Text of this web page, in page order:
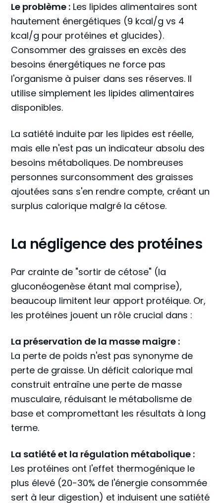
Le problème : Les lipides alimentaires sont
hautement énergétiques (9 kcal/g vs 4
kcal/g pour protéines et glucides).
Consommer des graisses en excès des
besoins énergétiques ne force pas
l'organisme à puiser dans ses réserves. Il
utilise simplement les lipides alimentaires
disponibles.
La satiété induite par les lipides est réelle,
mais elle n'est pas un indicateur absolu des
besoins métaboliques. De nombreuses
personnes surconsomment des graisses
ajoutées sans s'en rendre compte, créant un
surplus calorique malgré la cétose.
La négligence des protéines
Par crainte de "sortir de cétose" (la
gluconéogenèse étant mal comprise),
beaucoup limitent leur apport protéique. Or,
les protéines jouent un rôle crucial dans :
La préservation de la masse maigre :
La perte de poids n'est pas synonyme de
perte de graisse. Un déficit calorique mal
construit entraîne une perte de masse
musculaire, réduisant le métabolisme de
base et compromettant les résultats à long
terme.
La satiété et la régulation métabolique :
Les protéines ont l'effet thermogénique le
plus élevé (20-30% de l'énergie consommée
sert à leur digestion) et induisent une satiété